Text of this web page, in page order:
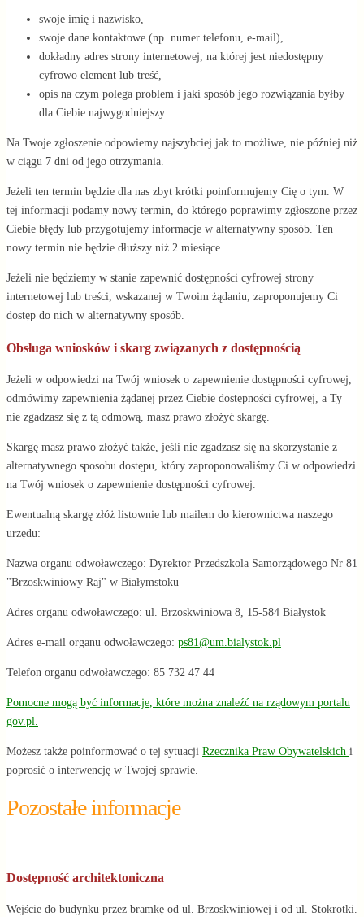
swoje imię i nazwisko,
swoje dane kontaktowe (np. numer telefonu, e-mail),
dokładny adres strony internetowej, na której jest niedostępny
cyfrowo element lub treść,
opis na czym polega problem i jaki sposób jego rozwiązania byłby
dla Ciebie najwygodniejszy.
Na Twoje zgłoszenie odpowiemy najszybciej jak to możliwe, nie później niż
w ciągu 7 dni od jego otrzymania.
Jeżeli ten termin będzie dla nas zbyt krótki poinformujemy Cię o tym. W
tej informacji podamy nowy termin, do którego poprawimy zgłoszone przez
Ciebie błędy lub przygotujemy informacje w alternatywny sposób. Ten
nowy termin nie będzie dłuższy niż 2 miesiące.
Jeżeli nie będziemy w stanie zapewnić dostępności cyfrowej strony
internetowej lub treści, wskazanej w Twoim żądaniu, zaproponujemy Ci
dostęp do nich w alternatywny sposób.
Obsługa wniosków i skarg związanych z dostępnością
Jeżeli w odpowiedzi na Twój wniosek o zapewnienie dostępności cyfrowej,
odmówimy zapewnienia żądanej przez Ciebie dostępności cyfrowej, a Ty
nie zgadzasz się z tą odmową, masz prawo złożyć skargę.
Skargę masz prawo złożyć także, jeśli nie zgadzasz się na skorzystanie z
alternatywnego sposobu dostępu, który zaproponowaliśmy Ci w odpowiedzi
na Twój wniosek o zapewnienie dostępności cyfrowej.
Ewentualną skargę złóż listownie lub mailem do kierownictwa naszego
urzędu:
Nazwa organu odwoławczego: Dyrektor Przedszkola Samorządowego Nr 81
"Brzoskwiniowy Raj" w Białymstoku
Adres organu odwoławczego: ul. Brzoskwiniowa 8, 15-584 Białystok
Adres e-mail organu odwoławczego: ps81@um.bialystok.pl
Telefon organu odwoławczego: 85 732 47 44
Pomocne mogą być informacje, które można znaleźć na rządowym portalu
gov.pl.
Możesz także poinformować o tej sytuacji Rzecznika Praw Obywatelskich i
poprosić o interwencję w Twojej sprawie.
Pozostałe informacje
Dostępność architektoniczna
Wejście do budynku przez bramkę od ul. Brzoskwiniowej i od ul. Stokrotki.